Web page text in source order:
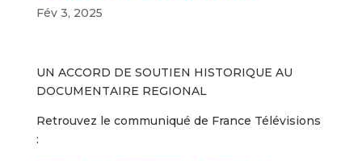
Fév 3, 2025
UN ACCORD DE SOUTIEN HISTORIQUE AU
DOCUMENTAIRE REGIONAL
Retrouvez le communiqué de France Télévisions
: